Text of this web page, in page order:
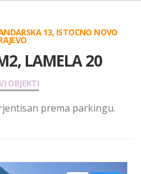
13, ISTOCNO NOVO
LAMELA 20
OBJEKTI
prema parkingu.